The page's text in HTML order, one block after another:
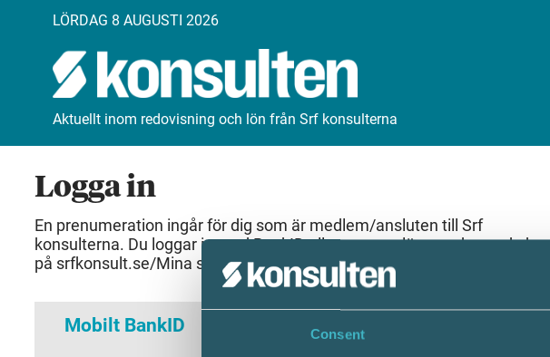
Consent
LÖRDAG 8 AUGUSTI 2026
Aktuellt inom redovisning och lön från Srf konsulterna
Logga in
En prenumeration ingår för dig som är medlem/ansluten till Srf
konsulterna. Du loggar in med BankID eller samma lösenord som du har
på srfkonsult.se/Mina sidor
Mobilt BankID Lösenord